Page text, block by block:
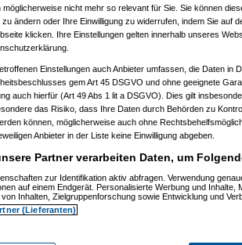
möglicherweise nicht mehr so relevant für Sie. Sie können
zu ändern oder Ihre Einwilligung zu widerrufen, indem Sie auf
klicken. Ihre Einstellungen gelten innerhalb unseres
Einstellungen auch Anbieter umfassen, die Daten in
gem Art 45 DSGVO und ohne geeignete
auch hierfür (Art 49 Abs 1 lit a DSGVO). Dies gilt
das Risiko, dass Ihre Daten durch Behörden zu
können, möglicherweise auch ohne
Anbieter in der Liste keine Einwilligung abgeben.
Partner verarbeiten Daten, um
zur Identifikation aktiv abfragen. Verwendung
auf einem Endgerät. Personalisierte Werbung und Inhalte,
Inhalten, Zielgruppenforschung sowie Entwicklung und
(Lieferanten)